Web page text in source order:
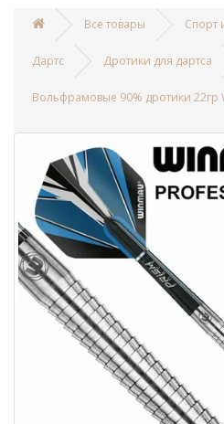
Все товары Спорт
Дартс Дротики для дартса
Вольфрамовые 90% дротики 22гр